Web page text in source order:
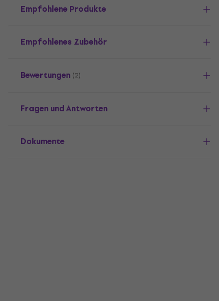
Empfohlene Produkte
Empfohlenes Zubehör
Bewertungen (2)
Fragen und Antworten
Dokumente